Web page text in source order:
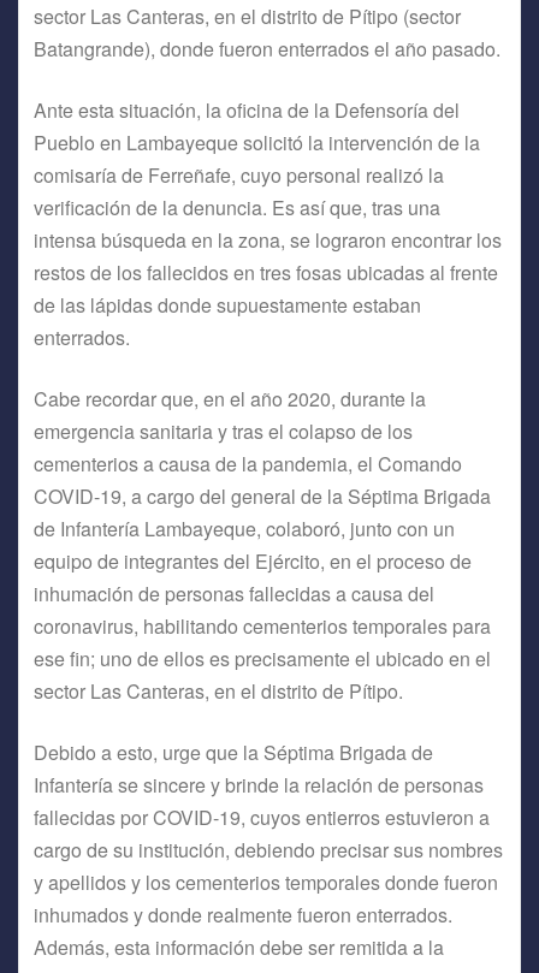
sector Las Canteras, en el distrito de Pítipo (sector
Batangrande), donde fueron enterrados el año pasado.
Ante esta situación, la oficina de la Defensoría del
Pueblo en Lambayeque solicitó la intervención de la
comisaría de Ferreñafe, cuyo personal realizó la
verificación de la denuncia. Es así que, tras una
intensa búsqueda en la zona, se lograron encontrar los
restos de los fallecidos en tres fosas ubicadas al frente
de las lápidas donde supuestamente estaban
enterrados.
Cabe recordar que, en el año 2020, durante la
emergencia sanitaria y tras el colapso de los
cementerios a causa de la pandemia, el Comando
COVID-19, a cargo del general de la Séptima Brigada
de Infantería Lambayeque, colaboró, junto con un
equipo de integrantes del Ejército, en el proceso de
inhumación de personas fallecidas a causa del
coronavirus, habilitando cementerios temporales para
ese fin; uno de ellos es precisamente el ubicado en el
sector Las Canteras, en el distrito de Pítipo.
Debido a esto, urge que la Séptima Brigada de
Infantería se sincere y brinde la relación de personas
fallecidas por COVID-19, cuyos entierros estuvieron a
cargo de su institución, debiendo precisar sus nombres
y apellidos y los cementerios temporales donde fueron
inhumados y donde realmente fueron enterrados.
Además, esta información debe ser remitida a la